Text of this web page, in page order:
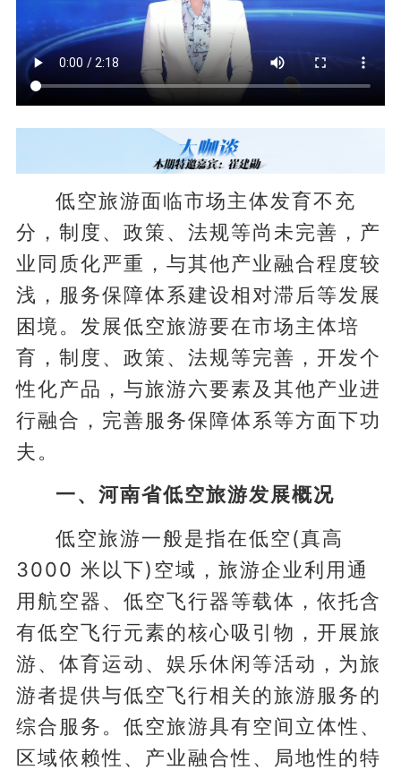
低空旅游面临市场主体发育不充
分，制度、政策、法规等尚未完善，产
业同质化严重，与其他产业融合程度较
浅，服务保障体系建设相对滞后等发展
困境。发展低空旅游要在市场主体培
育，制度、政策、法规等完善，开发个
性化产品，与旅游六要素及其他产业进
行融合，完善服务保障体系等方面下功
夫。
一、河南省低空旅游发展概况
低空旅游一般是指在低空(真高
3000 米以下)空域，旅游企业利用通
用航空器、低空飞行器等载体，依托含
有低空飞行元素的核心吸引物，开展旅
游、体育运动、娱乐休闲等活动，为旅
游者提供与低空飞行相关的旅游服务的
综合服务。低空旅游具有空间立体性、
区域依赖性、产业融合性、局地性的特